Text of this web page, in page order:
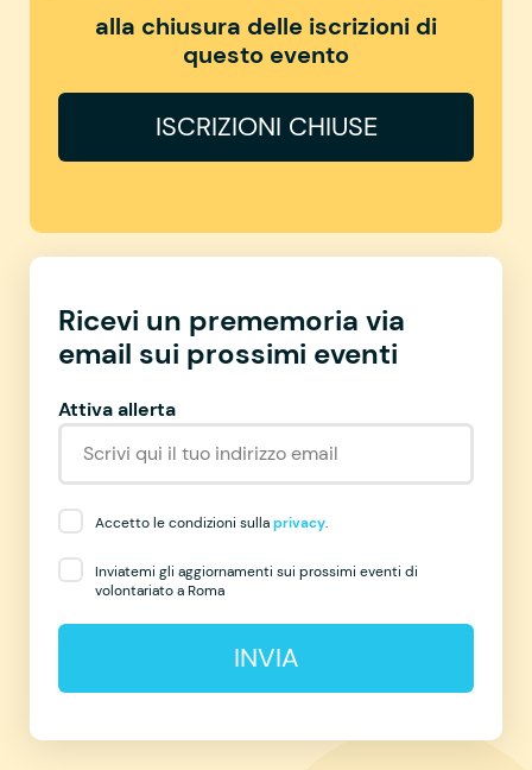
alla chiusura delle iscrizioni di
questo evento
ISCRIZIONI CHIUSE
Ricevi un prememoria via
email sui prossimi eventi
Attiva allerta
Accetto le condizioni sullaprivacy.
Inviatemi gli aggiornamenti sui prossimi eventi di
volontariato a Roma
INVIA